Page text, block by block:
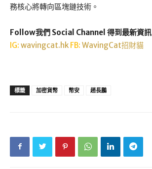
務核心將轉向區塊鏈技術。
Follow我們 Social Channel 得到最新資訊
IG: wavingcat.hk FB: WavingCat招財貓
標籤 加密貨幣 幣安 趙長鵬